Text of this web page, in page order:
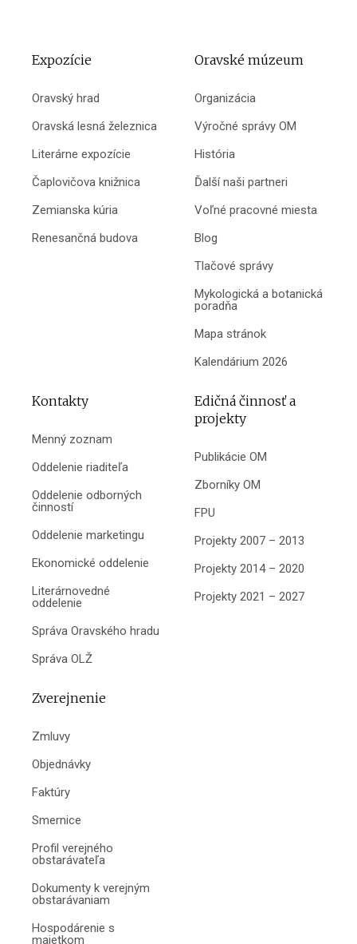
Expozície
Oravský hrad
Oravská lesná železnica
Literárne expozície
Čaplovičova knižnica
Zemianska kúria
Renesančná budova
Oravské múzeum
Organizácia
Výročné správy OM
História
Ďalší naši partneri
Voľné pracovné miesta
Blog
Tlačové správy
Mykologická a botanická
poradňa
Mapa stránok
Kalendárium 2026
Kontakty
Menný zoznam
Oddelenie riaditeľa
Oddelenie odborných
činností
Oddelenie marketingu
Ekonomické oddelenie
Literárnovedné
oddelenie
Správa Oravského hradu
Správa OLŽ
Edičná činnosť a
projekty
Publikácie OM
Zborníky OM
FPU
Projekty 2007 – 2013
Projekty 2014 – 2020
Projekty 2021 – 2027
Zverejnenie
Zmluvy
Objednávky
Faktúry
Smernice
Profil verejného
obstarávateľa
Dokumenty k verejným
obstarávaniam
Hospodárenie s
majetkom